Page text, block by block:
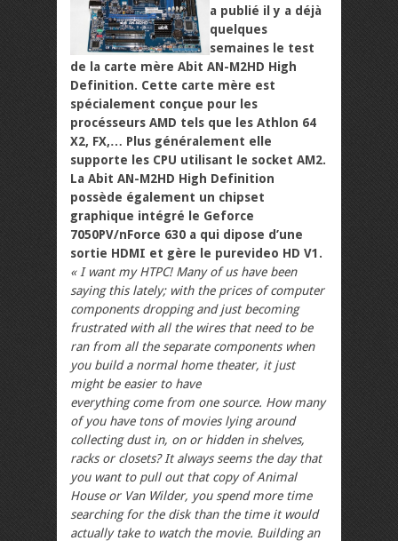
a publié il y a déjà
quelques
semaines le test
de la carte mère Abit AN-M2HD High
Definition. Cette carte mère est
spécialement conçue pour les
procésseurs AMD tels que les Athlon 64
X2, FX,… Plus généralement elle
supporte les CPU utilisant le socket AM2.
La Abit AN-M2HD High Definition
possède également un chipset
graphique intégré le Geforce
7050PV/nForce 630 a qui dipose d’une
sortie HDMI et gère le purevideo HD V1.
« I want my HTPC! Many of us have been
saying this lately; with the prices of computer
components dropping and just becoming
frustrated with all the wires that need to be
ran from all the separate components when
you build a normal home theater, it just
might be easier to have
everything come from one source. How many
of you have tons of movies lying around
collecting dust in, on or hidden in shelves,
racks or closets? It always seems the day that
you want to pull out that copy of Animal
House or Van Wilder, you spend more time
searching for the disk than the time it would
actually take to watch the movie. Building an